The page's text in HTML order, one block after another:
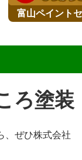
富山ペイント
ろ塗装
、ぜひ株式会社